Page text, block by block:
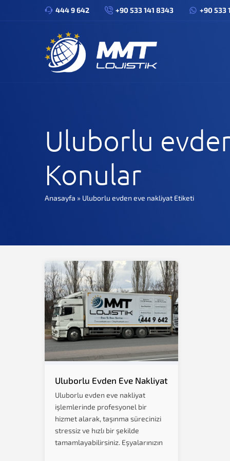
444 9 642 +90 533 141 8343 +90 533
Uluborlu
Konular
Anasayfa » Uluborlu evden eve nakliyat Etiketi
Uluborlu Evden Eve Nakliyat
Uluborlu evden eve nakliyat
işlemlerinde profesyonel bir
hizmet alarak, taşınma sürecinizi
stressiz ve hızlı bir şekilde
tamamlayabilirsiniz. Eşyalarınızın